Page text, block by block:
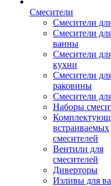
Смесители
Смесители
Смесители
ванны
Смесители
кухни
Смесители
раковины
Смесители
Наборы
встраиваемых
смесителей
Вентили для
смесителей
Диверторы
Изливы для